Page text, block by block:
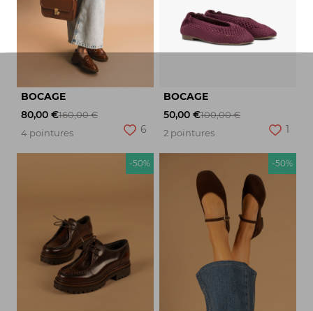
BOCAGE
80,00 €160,00 €
4 pointures
6
BOCAGE
50,00 €100,00 €
2 pointures
1
-50% -50%